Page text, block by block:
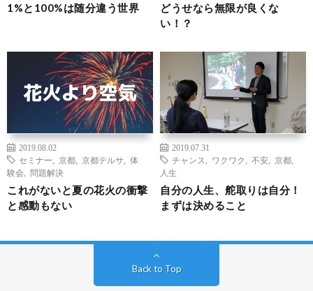
1%と100%は随分違う世界
どうせなら無限が良くな
い！？
2019.08.02
セミナー
京都 京都テルサ
体
験会
問題解決
これがないと夏の花火の衝撃
と感動もない
2019.07.31
チャンス
ワクワク 不安 京都
人生
自分の人生、舵取りは自分！
まずは決めること
Back to Top